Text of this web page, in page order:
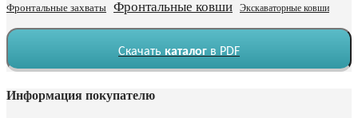
Фронтальные захваты
Фронтальные ковши Экскаваторные ковши
Скачать каталог в PDF
Информация покупателю